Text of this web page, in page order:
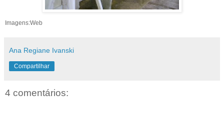
Imagens:Web
Ana Regiane Ivanski
Compartilhar
4 comentários: